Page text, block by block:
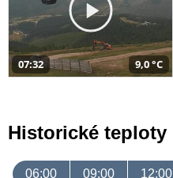
07:32 9,0 °C
Historické teploty
06:00 09:00 12:00